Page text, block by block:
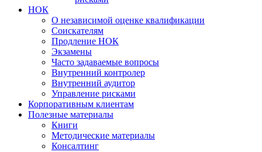
НОК
О независимой оценке квалификации
Соискателям
Продление НОК
Экзамены
Часто задаваемые вопросы
Внутренний контролер
Внутренний аудитор
Управление рисками
Корпоративным клиентам
Полезные материалы
Книги
Методические материалы
Консалтинг